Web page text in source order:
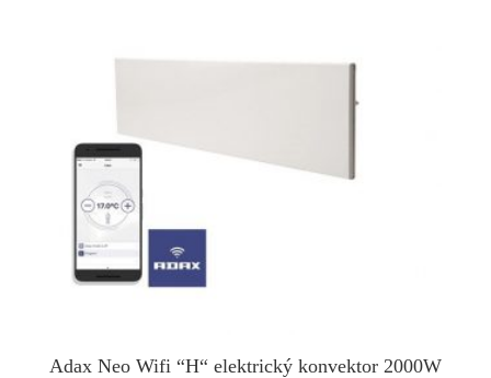
Adax Neo Wifi “H“ elektrický konvektor 2000W